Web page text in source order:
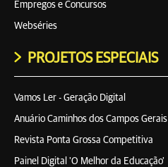
Empregos e Concursos
Webséries
PROJETOS ESPECIAIS
Vamos Ler - Geração Digital
Anuário Caminhos dos Campos Gerais
Revista Ponta Grossa Competitiva
Painel Digital 'O Melhor da Educação'